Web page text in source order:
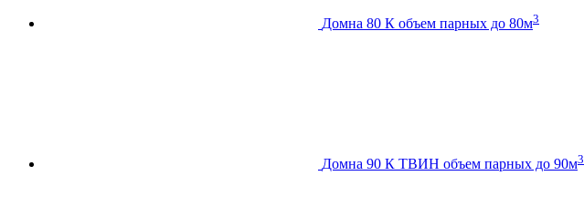
Домна 80 К объем парных до 80м3
Домна 90 К ТВИН объем парных до 90м3